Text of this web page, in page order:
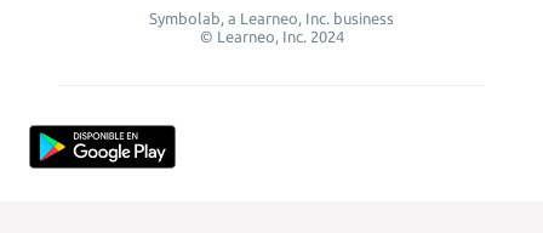
Symbolab, a Learneo, Inc. business
© Learneo, Inc. 2024